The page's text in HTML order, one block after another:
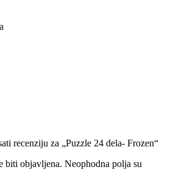
recenziju za „Puzzle 24 dela- Frozen“
biti objavljena. Neophodna polja su